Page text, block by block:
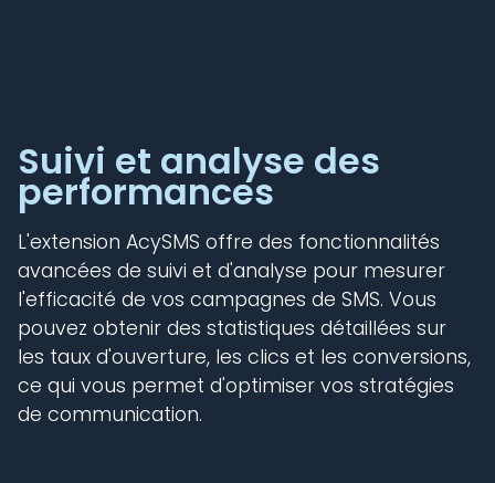
Suivi et analyse des
performances
L'extension AcySMS offre des fonctionnalités
avancées de suivi et d'analyse pour mesurer
l'efficacité de vos campagnes de SMS. Vous
pouvez obtenir des statistiques détaillées sur
les taux d'ouverture, les clics et les conversions,
ce qui vous permet d'optimiser vos stratégies
de communication.